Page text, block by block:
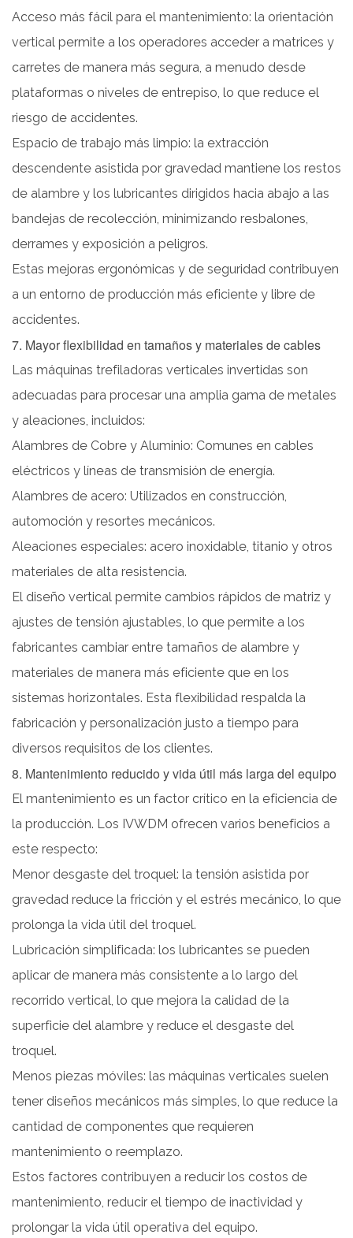
Acceso más fácil para el mantenimiento: la orientación
vertical permite a los operadores acceder a matrices y
carretes de manera más segura, a menudo desde
plataformas o niveles de entrepiso, lo que reduce el
riesgo de accidentes.
Espacio de trabajo más limpio: la extracción
descendente asistida por gravedad mantiene los restos
de alambre y los lubricantes dirigidos hacia abajo a las
bandejas de recolección, minimizando resbalones,
derrames y exposición a peligros.
Estas mejoras ergonómicas y de seguridad contribuyen
a un entorno de producción más eficiente y libre de
accidentes.
7. Mayor flexibilidad en tamaños y materiales de cables
Las máquinas trefiladoras verticales invertidas son
adecuadas para procesar una amplia gama de metales
y aleaciones, incluidos:
Alambres de Cobre y Aluminio: Comunes en cables
eléctricos y líneas de transmisión de energía.
Alambres de acero: Utilizados en construcción,
automoción y resortes mecánicos.
Aleaciones especiales: acero inoxidable, titanio y otros
materiales de alta resistencia.
El diseño vertical permite cambios rápidos de matriz y
ajustes de tensión ajustables, lo que permite a los
fabricantes cambiar entre tamaños de alambre y
materiales de manera más eficiente que en los
sistemas horizontales. Esta flexibilidad respalda la
fabricación y personalización justo a tiempo para
diversos requisitos de los clientes.
8. Mantenimiento reducido y vida útil más larga del equipo
El mantenimiento es un factor crítico en la eficiencia de
la producción. Los IVWDM ofrecen varios beneficios a
este respecto:
Menor desgaste del troquel: la tensión asistida por
gravedad reduce la fricción y el estrés mecánico, lo que
prolonga la vida útil del troquel.
Lubricación simplificada: los lubricantes se pueden
aplicar de manera más consistente a lo largo del
recorrido vertical, lo que mejora la calidad de la
superficie del alambre y reduce el desgaste del
troquel.
Menos piezas móviles: las máquinas verticales suelen
tener diseños mecánicos más simples, lo que reduce la
cantidad de componentes que requieren
mantenimiento o reemplazo.
Estos factores contribuyen a reducir los costos de
mantenimiento, reducir el tiempo de inactividad y
prolongar la vida útil operativa del equipo.